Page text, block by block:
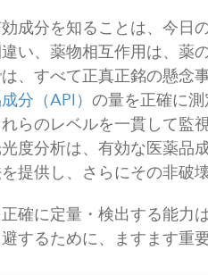
成分を知ることは、今日
い、薬物相互作用は、薬
、すべて正真正銘の懸念
分（API） の量を正確に測
らのレベルを一貫して監
度分析は、有効な医薬品
提供し、さらにその非破
確に定量・検出する能力
するために、ますます重